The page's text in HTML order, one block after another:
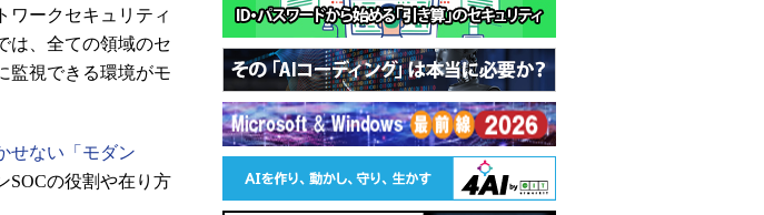
ワークセキュリティ
は、全ての領域のセ
監視できる環境がモ
せない「モダン
SOCの役割や在り方